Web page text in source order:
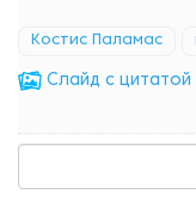
Костис Паламас
Cлайд с цитатой